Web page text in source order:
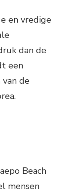
en vredige
dan de
een
de
Beach
mensen